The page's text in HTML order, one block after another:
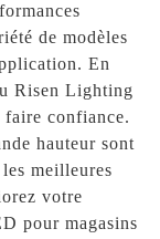
de modèles
En
Risen Lighting
confiance.
hauteur sont
meilleures
votre
pour magasins